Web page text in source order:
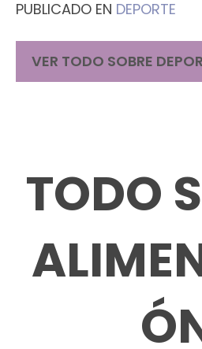
PUBLICADO EN DEPORTE
VER TODO SOBRE
TODO